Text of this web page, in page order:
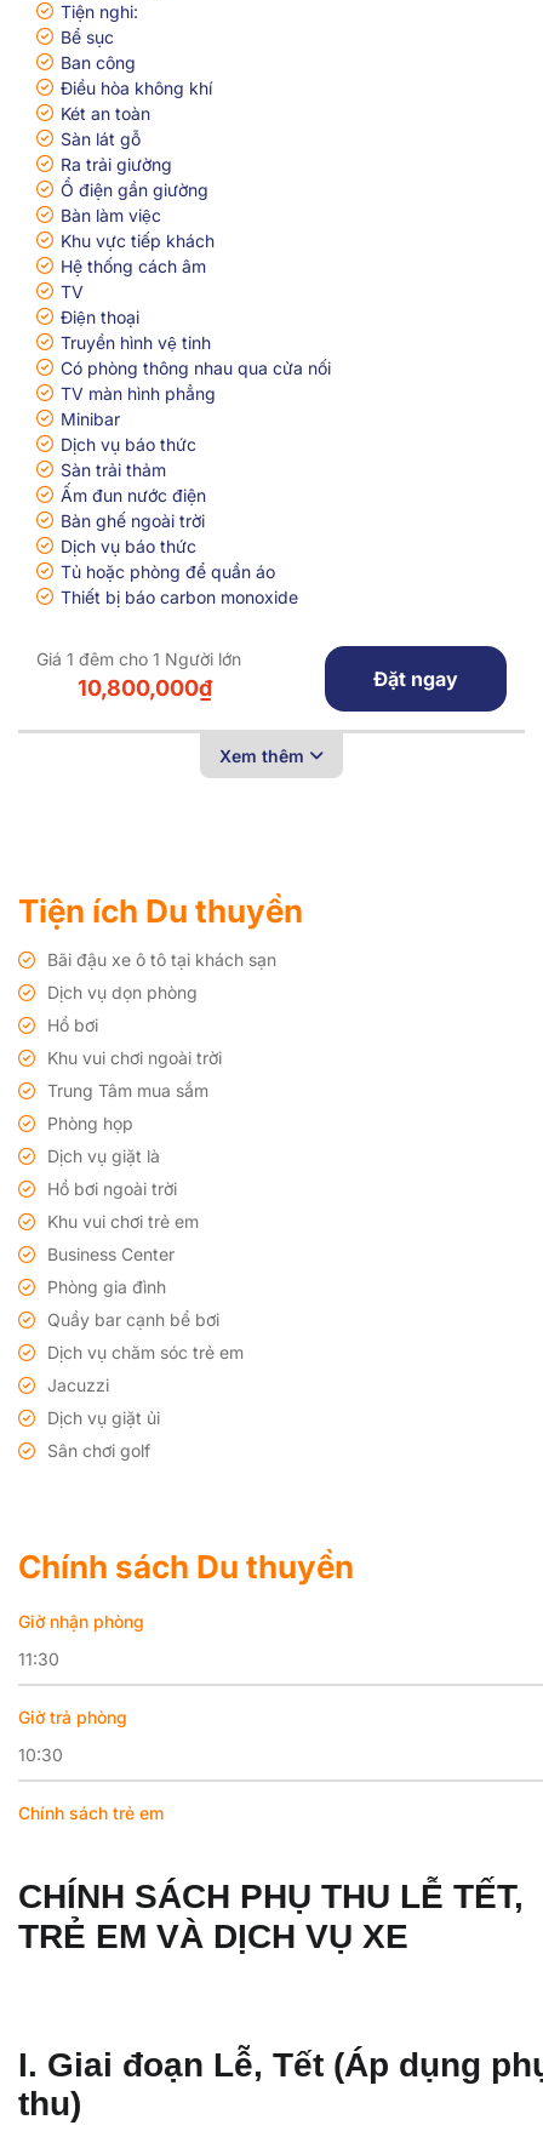
Tiện nghi:
Bể sục
Ban công
Điều hòa không khí
Két an toàn
Sàn lát gỗ
Ra trải giường
Ổ điện gần giường
Bàn làm việc
Khu vực tiếp khách
Hệ thống cách âm
TV
Điện thoại
Truyền hình vệ tinh
Có phòng thông nhau qua cửa nối
TV màn hình phẳng
Minibar
Dịch vụ báo thức
Sàn trải thảm
Ấm đun nước điện
Bàn ghế ngoài trời
Dịch vụ báo thức
Tủ hoặc phòng để quần áo
Thiết bị báo carbon monoxide
10,800,000₫
Giá 1 đêm cho 1 Người lớn
Đặt ngay
Xem thêm
Tiện ích Du thuyền
Bãi đậu xe ô tô tại khách sạn
Dịch vụ dọn phòng
Hồ bơi
Khu vui chơi ngoài trời
Trung Tâm mua sắm
Phòng họp
Dịch vụ giặt là
Hồ bơi ngoài trời
Khu vui chơi trẻ em
Business Center
Phòng gia đình
Quầy bar cạnh bể bơi
Dịch vụ chăm sóc trẻ em
Jacuzzi
Dịch vụ giặt ủi
Sân chơi golf
Chính sách Du thuyền
Giờ nhận phòng
11:30
Giờ trả phòng
10:30
Chính sách trẻ em
CHÍNH SÁCH PHỤ THU LỄ TẾT,
TRẺ EM VÀ DỊCH VỤ XE
I. Giai đoạn Lễ, Tết (Áp dụng
thu)